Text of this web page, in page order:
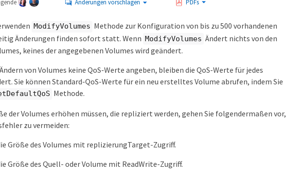
Änderungen vorschlagen PDFs
ModifyVolumes Methode zur Konfiguration von bis zu 500 vorhandenen
Änderungen finden sofort statt. Wenn ModifyVolumes Ändert nichts von den
keines der angegebenen Volumes wird geändert.
von Volumes keine QoS-Werte angeben, bleiben die QoS-Werte für jedes
Sie können Standard-QoS-Werte für ein neu erstelltes Volume abrufen, indem Sie
Methode.
der Volumes erhöhen müssen, die repliziert werden, gehen Sie folgendermaßen vor,
zu vermeiden:
Größe des Volumes mit replizierungTarget-Zugriff.
Größe des Quell- oder Volume mit ReadWrite-Zugriff.